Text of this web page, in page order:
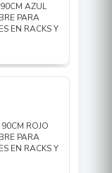
AZUL
PARA
EN RACKS Y
ROJO
PARA
EN RACKS Y